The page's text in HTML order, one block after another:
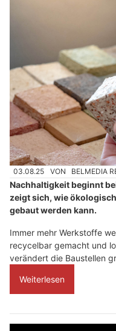
03.08.25 VON BELMEDIA
Nachhaltigkeit beginnt
zeigt sich, wie
gebaut werden kann.
Immer mehr Werkstoffe
recycelbar gemacht und
verändert die Baustellen
Weiterlesen